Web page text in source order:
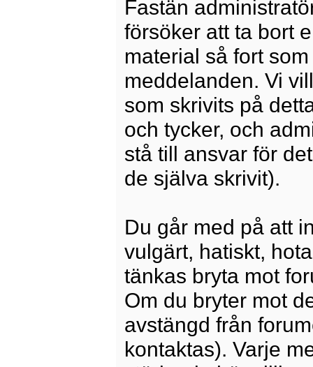
Fastän
försöker att ta bort
material så fort
meddelanden. Vi
som skrivits på
och tycker, och
stå till ansvar för
de själva skrivit).
Du går med på att
vulgärt, hatiskt,
tänkas bryta mot
Om du bryter mot
avstängd från
kontaktas). Varje